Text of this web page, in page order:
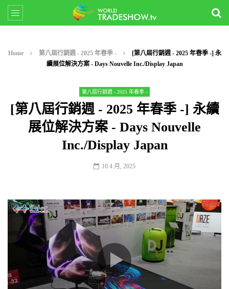
Home 第八屆行銷週 - 2025 年春季 -
[第八屆行銷週 - 2025 年春季 -] 永
續展位解決方案 - Days Nouvelle Inc./Display Japan
第八屆行銷週 - 2025 年春季 -
[第八屆行銷週 - 2025 年春季 -] 永續
展位解決方案 - Days Nouvelle
Inc./Display Japan
10 4 月, 2025